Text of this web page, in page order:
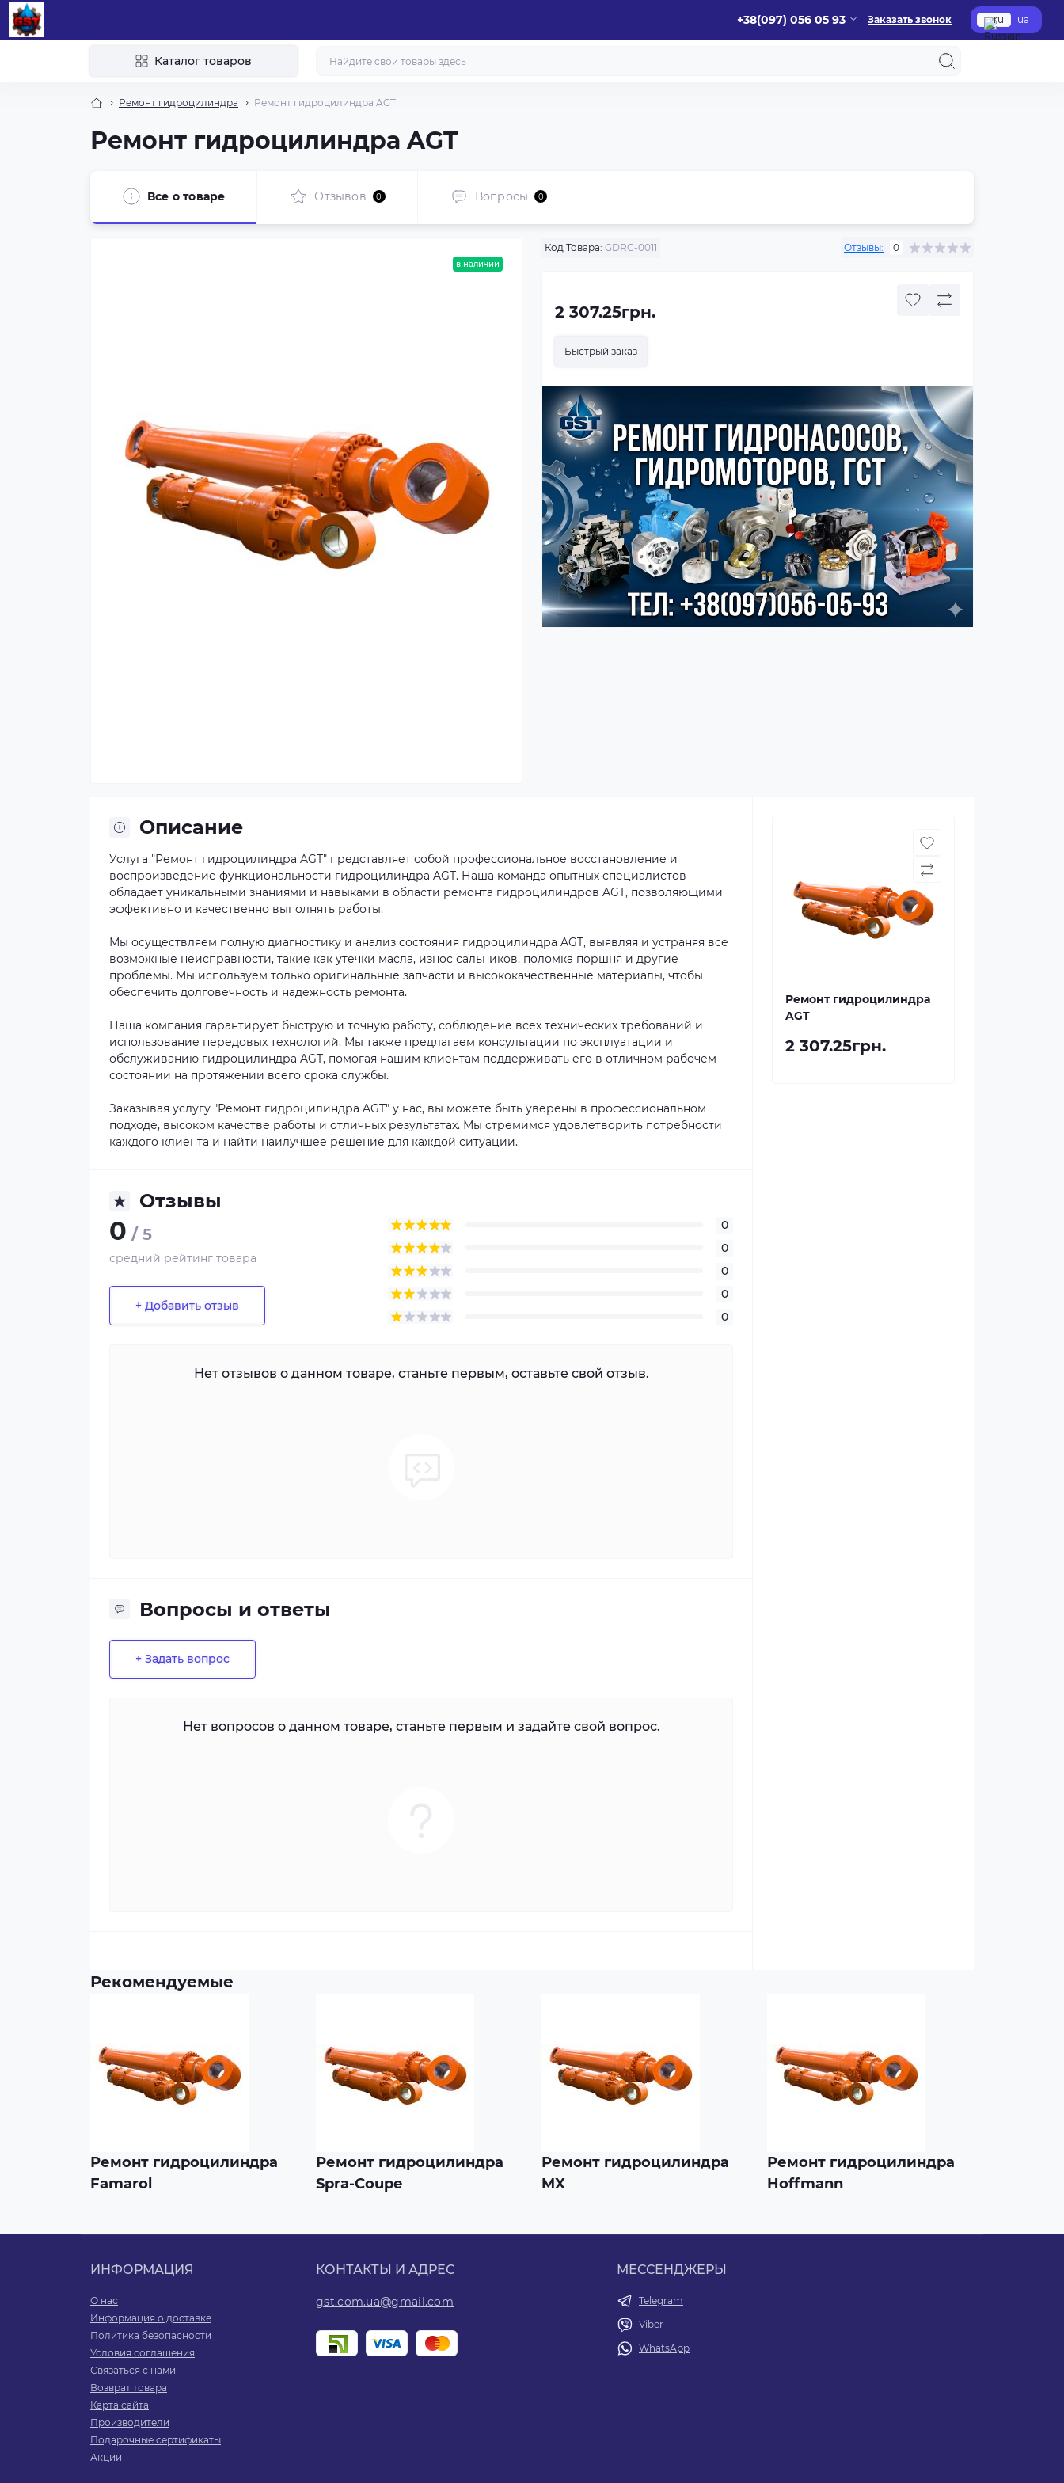
+38(097) 056 05 93 Заказать звонок ru ua
Каталог товаров
Ремонт гидроцилиндра Ремонт гидроцилиндра AGT
Ремонт гидроцилиндра AGT
Все о товаре Отзывов 0 Вопросы 0
в наличии
Код Товара: GDRC-0011 Отзывы: 0
2 307.25грн.
Быстрый заказ
Описание
Услуга "Ремонт гидроцилиндра AGT" представляет собой профессиональное восстановление и
воспроизведение функциональности гидроцилиндра AGT. Наша команда опытных специалистов
обладает уникальными знаниями и навыками в области ремонта гидроцилиндров AGT, позволяющими
эффективно и качественно выполнять работы.
Мы осуществляем полную диагностику и анализ состояния гидроцилиндра AGT, выявляя и устраняя все
возможные неисправности, такие как утечки масла, износ сальников, поломка поршня и другие
проблемы. Мы используем только оригинальные запчасти и высококачественные материалы, чтобы
обеспечить долговечность и надежность ремонта.
Наша компания гарантирует быструю и точную работу, соблюдение всех технических требований и
использование передовых технологий. Мы также предлагаем консультации по эксплуатации и
обслуживанию гидроцилиндра AGT, помогая нашим клиентам поддерживать его в отличном рабочем
состоянии на протяжении всего срока службы.
Заказывая услугу "Ремонт гидроцилиндра AGT" у нас, вы можете быть уверены в профессиональном
подходе, высоком качестве работы и отличных результатах. Мы стремимся удовлетворить потребности
каждого клиента и найти наилучшее решение для каждой ситуации.
Отзывы
0 / 5
средний рейтинг товара
+ Добавить отзыв
0
0
0
0
0
Нет отзывов о данном товаре, станьте первым, оставьте свой отзыв.
Вопросы и ответы
+ Задать вопрос
Нет вопросов о данном товаре, станьте первым и задайте свой вопрос.
Ремонт гидроцилиндра
AGT
2 307.25грн.
Рекомендуемые
Ремонт гидроцилиндра
Famarol
Ремонт гидроцилиндра
Spra-Coupe
Ремонт гидроцилиндра
MX
Ремонт гидроцилиндра
Hoffmann
ИНФОРМАЦИЯ
О нас
Информация о доставке
Политика безопасности
Условия соглашения
Связаться с нами
Возврат товара
Карта сайта
Производители
Подарочные сертификаты
Акции
КОНТАКТЫ И АДРЕС
gst.com.ua@gmail.com
МЕССЕНДЖЕРЫ
Telegram
Viber
WhatsApp